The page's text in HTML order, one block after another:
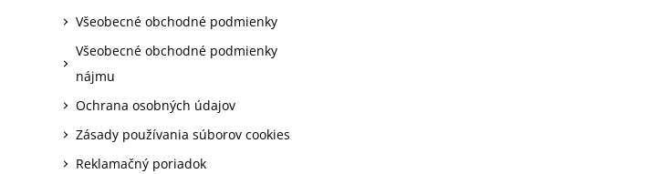
Všeobecné obchodné podmienky
Všeobecné obchodné podmienky
nájmu
Ochrana osobných údajov
Zásady používania súborov cookies
Reklamačný poriadok